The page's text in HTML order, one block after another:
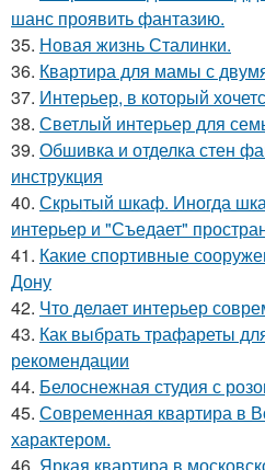
шанс проявить фантазию.
35. Новая жизнь Сталинки.
36. Квартира для мамы с
37. Интерьер, в который
38. Светлый интерьер для
39. Обшивка и отделка стен
инструкция
40. Скрытый шкаф. Иногда
интерьер и "Съедает"
41. Какие спортивные
Дону
42. Что делает интерьер
43. Как выбрать трафареты
рекомендации
44. Белоснежная студия с
45. Современная квартира в
характером.
46. Яркая квартира в